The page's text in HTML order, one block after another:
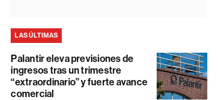
LAS ÚLTIMAS
Palantir eleva previsiones de
ingresos tras un trimestre
“extraordinario” y fuerte avance
comercial